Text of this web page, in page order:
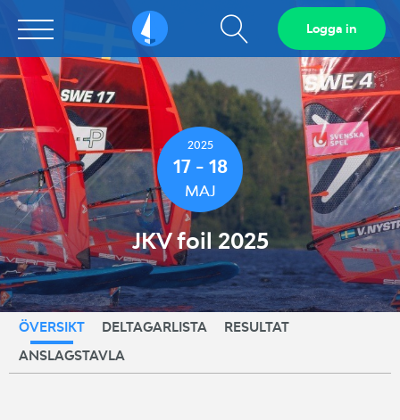
Sailarena Visa
sökfält
Logga in
2025
17 - 18
MAJ
JKV foil 2025
ÖVERSIKT DELTAGARLISTA
RESULTAT
ANSLAGSTAVLA